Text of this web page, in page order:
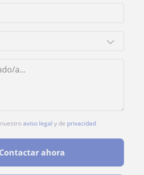
aviso legal y de privacidad
Contactar ahora